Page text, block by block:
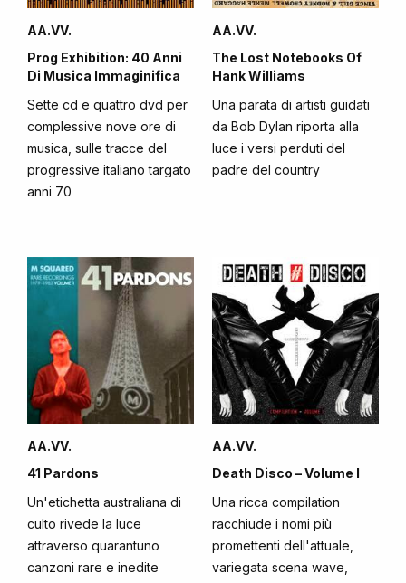
AA.VV.
Prog Exhibition: 40 Anni
Di Musica Immaginifica
Sette cd e quattro dvd per
complessive nove ore di
musica, sulle tracce del
progressive italiano targato
anni 70
AA.VV.
The Lost Notebooks Of
Hank Williams
Una parata di artisti guidati
da Bob Dylan riporta alla
luce i versi perduti del
padre del country
AA.VV.
41 Pardons
Un'etichetta australiana di
culto rivede la luce
attraverso quarantuno
canzoni rare e inedite
AA.VV.
Death Disco – Volume I
Una ricca compilation
racchiude i nomi più
promettenti dell'attuale,
variegata scena wave,